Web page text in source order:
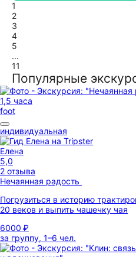
1
2
3
4
5
...
11
Популярные
1,5 часа
foot
индивидуальная
Елена
5,0
2 отзыва
Нечаянная радость
Погрузиться в историю
20 веков и выпить чашечку чая
6000 ₽
за группу, 1–6 чел.